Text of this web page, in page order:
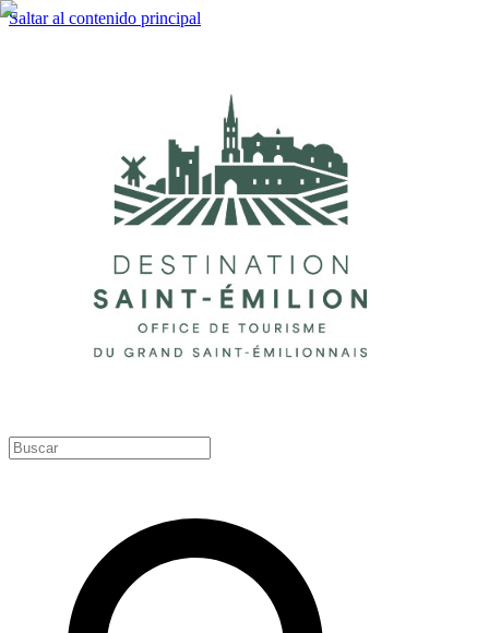
Saltar al contenido principal